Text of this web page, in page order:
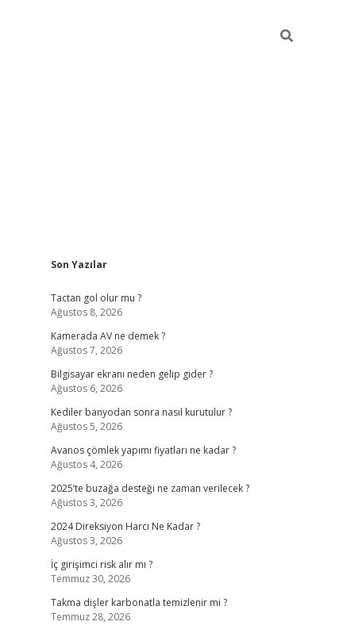
Sidebar
Son Yazılar
Tactan gol olur mu ?
Ağustos 8, 2026
Kamerada AV ne demek ?
Ağustos 7, 2026
Bilgisayar ekranı neden gelip gider ?
Ağustos 6, 2026
Kediler banyodan sonra nasıl kurutulur ?
Ağustos 5, 2026
Avanos çömlek yapımı fiyatları ne kadar ?
Ağustos 4, 2026
2025’te buzağa desteği ne zaman verilecek ?
Ağustos 3, 2026
2024 Direksiyon Harcı Ne Kadar ?
Ağustos 3, 2026
İç girişimci risk alır mı ?
Temmuz 30, 2026
Takma dişler karbonatla temizlenir mi ?
Temmuz 28, 2026